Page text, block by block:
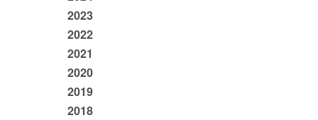
2023
2022
2021
2020
2019
2018